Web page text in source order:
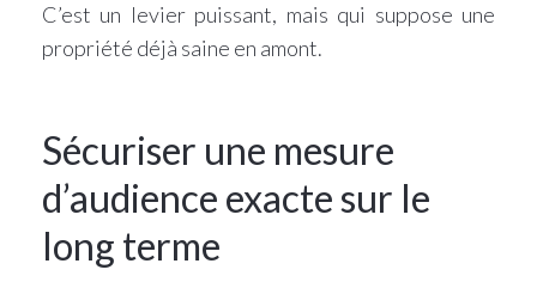
C’est un levier puissant, mais qui suppose une
propriété déjà saine en amont.
Sécuriser une mesure
d’audience exacte sur le
long terme